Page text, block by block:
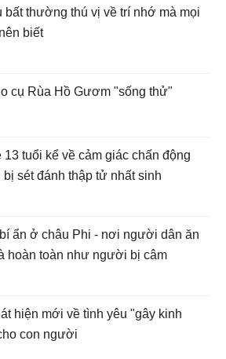
bất thường thú vị về trí nhớ mà mọi
biết
cụ Rùa Hồ Gươm "sống thử"
13 tuổi kể về cảm giác chấn động
bị sét đánh thập tử nhất sinh
ẩn ở châu Phi - nơi người dân ăn
hoàn toàn như người bị câm
hiện mới về tình yêu "gây kinh
con người